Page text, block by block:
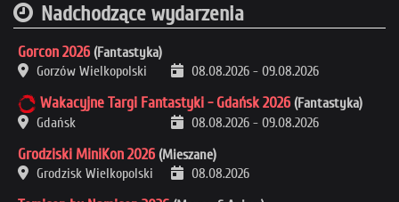
Nadchodzące wydarzenia
Gorcon 2026 (Fantastyka)
Gorzów Wielkopolski
08.08.2026 - 09.08.2026
Wakacyjne Targi Fantastyki - Gdańsk 2026 (Fantastyka)
Gdańsk
08.08.2026 - 09.08.2026
Grodziski MiniKon 2026 (Mieszane)
Grodzisk Wielkopolski
08.08.2026